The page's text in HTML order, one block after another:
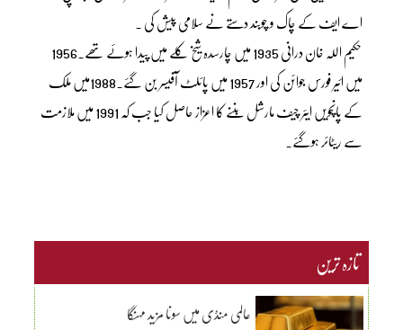
اے ایف کے چاک و چوبند دستے نے سلامی پیش کی ۔
حکیم اللہ خان درانی 1935 میں چارسدہ شیخ کلے میں پیدا ہوئے تھے۔1956
میں ائیر فورس جوائن کی اور 1957 میں پائلٹ آفیسر بن گئے۔1988میں ملک
کے پانچویں ایئر چیف مارشل بننے کا اعزاز حاصل کیا جب کہ 1991 میں ملازمت
سے ریٹائر ہوگئے۔
تازہ ترین
عالمی منڈی میں سونا مزید مہنگا